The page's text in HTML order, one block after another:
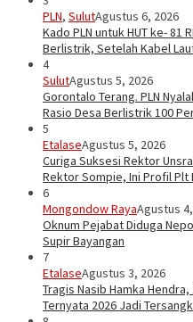
PLN, SulutAgustus 6, 2026
Kado PLN untuk HUT ke- 81
Berlistrik, Setelah Kabel
4
SulutAgustus 5, 2026
Gorontalo Terang. PLN
Rasio Desa Berlistrik 100
5
EtalaseAgustus 5, 2026
Curiga Suksesi Rektor
Rektor Sompie, Ini Profil Plt
6
Mongondow RayaAgustus
Oknum Pejabat Diduga
Supir Bayangan
7
EtalaseAgustus 3, 2026
Tragis Nasib Hamka
Ternyata 2026 Jadi